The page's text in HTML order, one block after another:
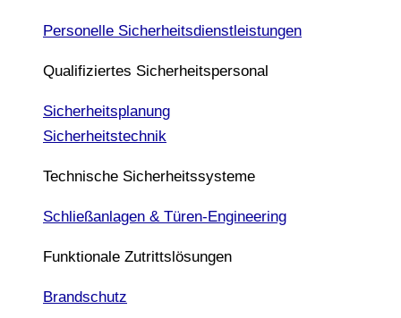
Personelle Sicherheitsdienstleistungen
Qualifiziertes Sicherheitspersonal
Sicherheitsplanung
Sicherheitstechnik
Technische Sicherheitssysteme
Schließanlagen & Türen-Engineering
Funktionale Zutrittslösungen
Brandschutz